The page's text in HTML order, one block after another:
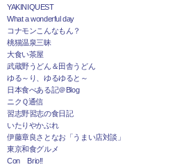
YAKINIQUEST
What a wonderful day
コナモンこんなもん？
桃猫温泉三昧
大食い茶屋
武蔵野うどん＆田舎うどん
ゆる～り、ゆるゆると～
日本食べある記＠Blog
ニクＱ通信
習志野習志の食日記
いたりやかぶれ
伊藤章良さとなお「うまい店対談」
東京和食グルメ
Con Brio!!